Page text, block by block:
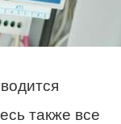
также все